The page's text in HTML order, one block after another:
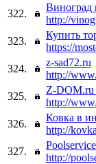
322.
Виноград
http://
323.
Купить
https://
324.
z-sad72.ru
http://
325.
Z-DOM.ru
http://
326.
Ковка в
http://
327.
http://